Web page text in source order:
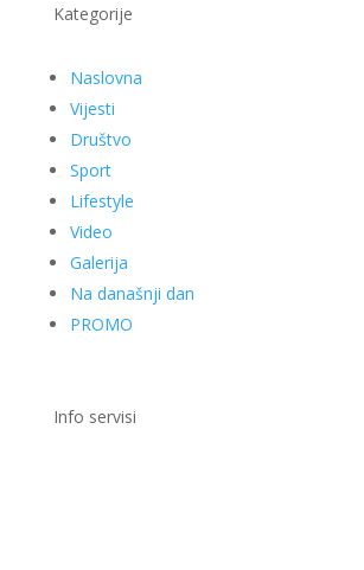
Kategorije
Naslovna
Vijesti
Društvo
Sport
Lifestyle
Video
Galerija
Na današnji dan
PROMO
Info servisi